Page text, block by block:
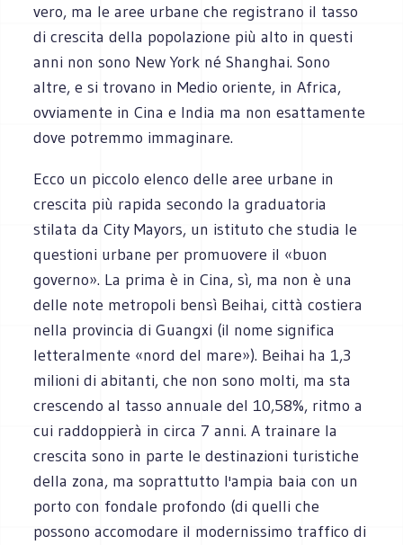
vero, ma le aree urbane che registrano il tasso
di crescita della popolazione più alto in questi
anni non sono New York né Shanghai. Sono
altre, e si trovano in Medio oriente, in Africa,
ovviamente in Cina e India ma non esattamente
dove potremmo immaginare.
Ecco un piccolo elenco delle aree urbane in
crescita più rapida secondo la graduatoria
stilata da City Mayors, un istituto che studia le
questioni urbane per promuovere il «buon
governo». La prima è in Cina, sì, ma non è una
delle note metropoli bensì Beihai, città costiera
nella provincia di Guangxi (il nome significa
letteralmente «nord del mare»). Beihai ha 1,3
milioni di abitanti, che non sono molti, ma sta
crescendo al tasso annuale del 10,58%, ritmo a
cui raddoppierà in circa 7 anni. A trainare la
crescita sono in parte le destinazioni turistiche
della zona, ma soprattutto l'ampia baia con un
porto con fondale profondo (di quelli che
possono accomodare il modernissimo traffico di